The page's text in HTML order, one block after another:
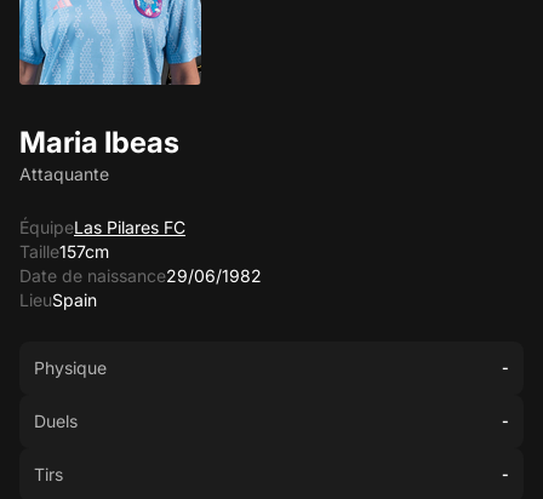
Maria Ibeas
Attaquante
ÉquipeLas Pilares FC
Taille157cm
Date de naissance29/06/1982
LieuSpain
Physique -
Duels -
Tirs -